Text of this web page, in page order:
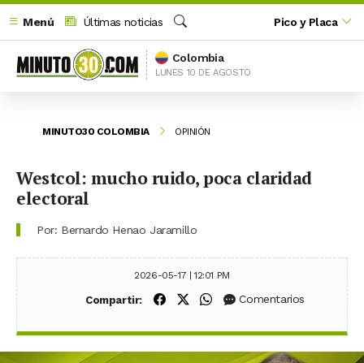
Menú
Últimas noticias
Buscar
Pico y Placa
Colombia
LUNES 10 DE AGOSTO
MINUTO30 COLOMBIA OPINIÓN
Westcol: mucho ruido, poca claridad
electoral
Por: Bernardo Henao Jaramillo
2026-05-17 | 12:01 PM
Compartir: Compartir en Facebook
Compartir en X (Twitter)
Compartir en WhatsApp
Comentarios